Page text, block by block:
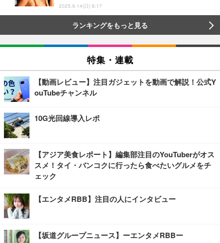
2025.9.14(日) 8:17
ランキングをもっと見る
特集・連載
【動画レビュー】注目ガジェットを動画で解説！公式Y
ouTubeチャンネル
10G光回線導入レポ
【アジア美食レポート】編集部注目のYouTuberがオス
スメ！タイ・バンコクに行ったら食べたいグルメをチ
ェック
【エンタメRBB】注目の人にインタビュー
【坂道グループニュース】ーエンタメRBBー